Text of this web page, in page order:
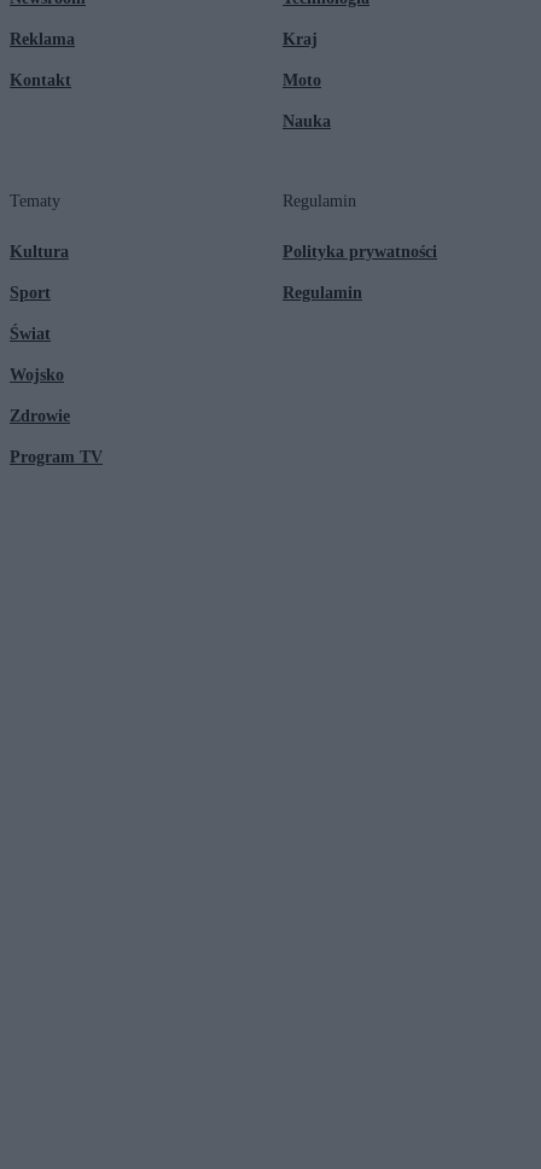
Reklama
Kontakt
Kraj
Moto
Nauka
Tematy
Kultura
Sport
Świat
Wojsko
Zdrowie
Program TV
Regulamin
Polityka prywatności
Regulamin